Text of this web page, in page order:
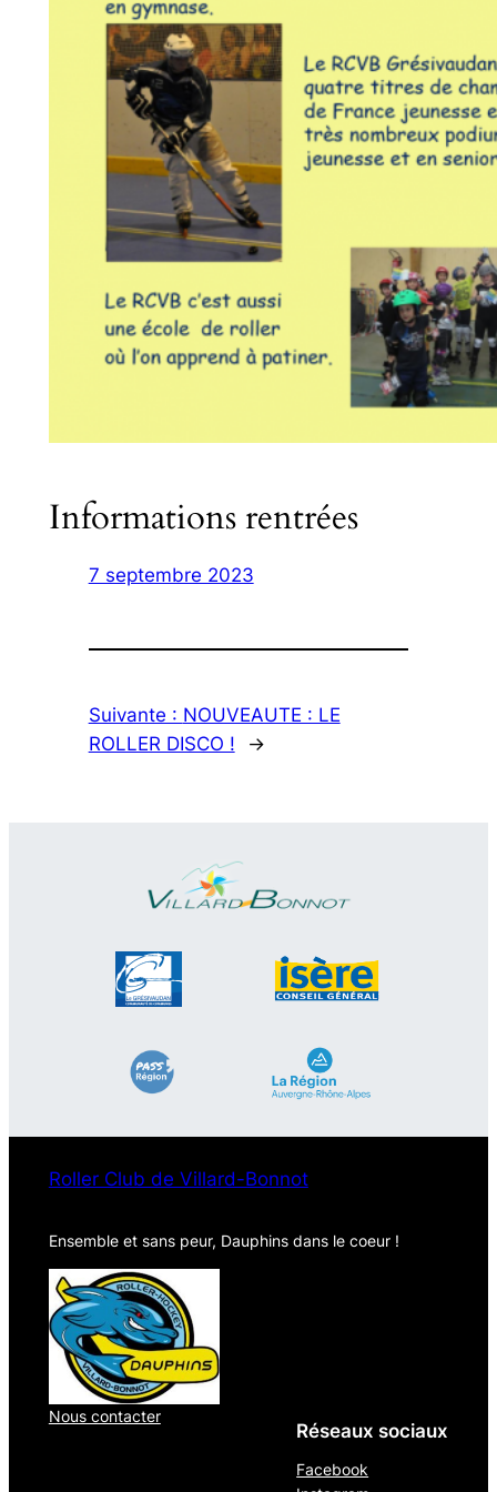
Informations rentrées
7 septembre 2023
Suivante : NOUVEAUTE : LE
ROLLER DISCO !
→
Roller Club de Villard-Bonnot
Ensemble et sans peur, Dauphins dans le coeur !
Nous contacter
Réseaux sociaux
Facebook